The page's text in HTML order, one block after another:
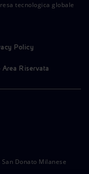
tecnologica globale
Policy
Area Riservata
Donato Milanese